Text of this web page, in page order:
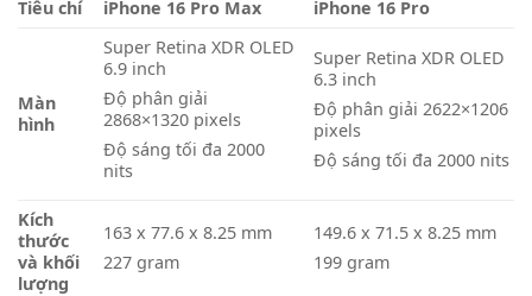
Tiêu chí iPhone 16 Pro Max iPhone 16 Pro
Màn
hình
Super Retina XDR OLED
6.9 inch
Độ phân giải
2868×1320 pixels
Độ sáng tối đa 2000
nits
Super Retina XDR OLED
6.3 inch
Độ phân giải 2622×1206
pixels
Độ sáng tối đa 2000 nits
Kích
thước
và khối
lượng
163 x 77.6 x 8.25 mm
227 gram
149.6 x 71.5 x 8.25 mm
199 gram